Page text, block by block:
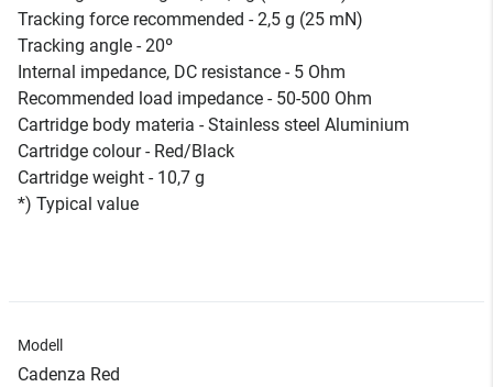
Tracking force recommended - 2,5 g (25 mN)
Tracking angle - 20º
Internal impedance, DC resistance - 5 Ohm
Recommended load impedance - 50-500 Ohm
Cartridge body materia - Stainless steel Aluminium
Cartridge colour - Red/Black
Cartridge weight - 10,7 g
*) Typical value
Modell
Cadenza Red